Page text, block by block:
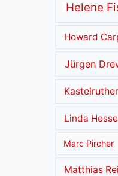
Helene
Howard
Jürgen
Linda Hesse
Marc Pircher
Matthias